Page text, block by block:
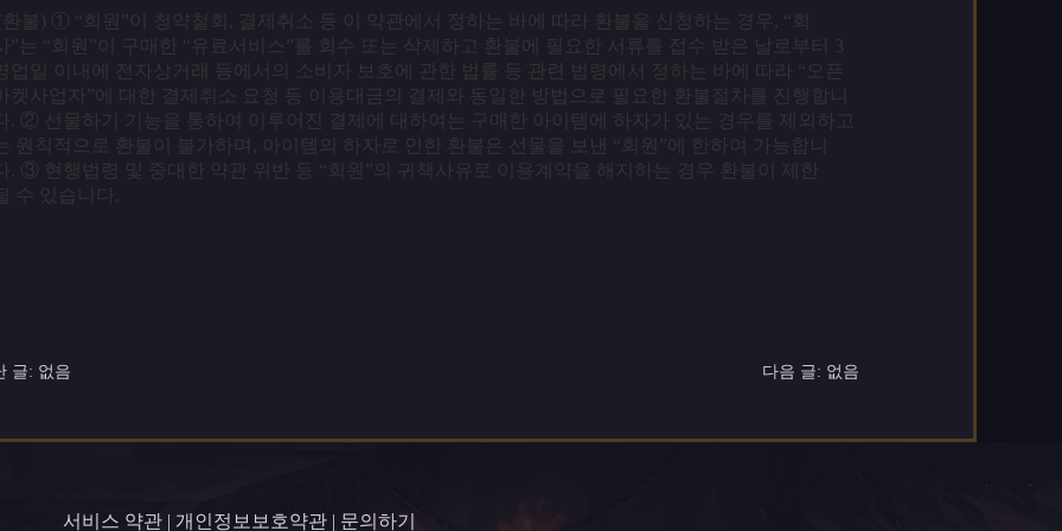
불) ① “회원”이 청약철회, 결제취소 등 이 약관에서 정하는 바에 따라 환불을 신청하는 경우, “회
”는 “회원”이 구매한 “유료서비스”를 회수 또는 삭제하고 환불에 필요한 서류를 접수 받은 날로부터 3
업일 이내에 전자상거래 등에서의 소비자 보호에 관한 법률 등 관련 법령에서 정하는 바에 따라 “오픈
켓사업자”에 대한 결제취소 요청 등 이용대금의 결제와 동일한 방법으로 필요한 환불절차를 진행합니
. ② 선물하기 기능을 통하여 이루어진 결제에 대하여는 구매한 아이템에 하자가 있는 경우를 제외하고
원칙적으로 환불이 불가하며, 아이템의 하자로 인한 환불은 선물을 보낸 “회원”에 한하여 가능합니
. ③ 현행법령 및 중대한 약관 위반 등 “회원”의 귀책사유로 이용계약을 해지하는 경우 환불이 제한
수 있습니다.
글: 없음 다음 글: 없음
서비스 약관| 개인정보보호약관| 문의하기